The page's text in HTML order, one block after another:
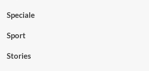
Speciale
Sport
Stories